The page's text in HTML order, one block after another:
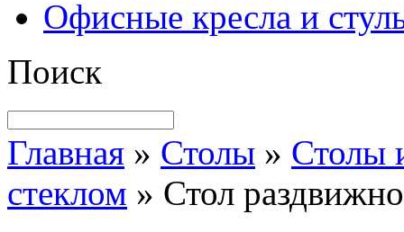
Офисные кресла и
Поиск
Главная » Столы »
стеклом » Стол